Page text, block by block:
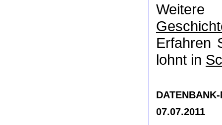
Erfahren
lohnt in
07.07.2011